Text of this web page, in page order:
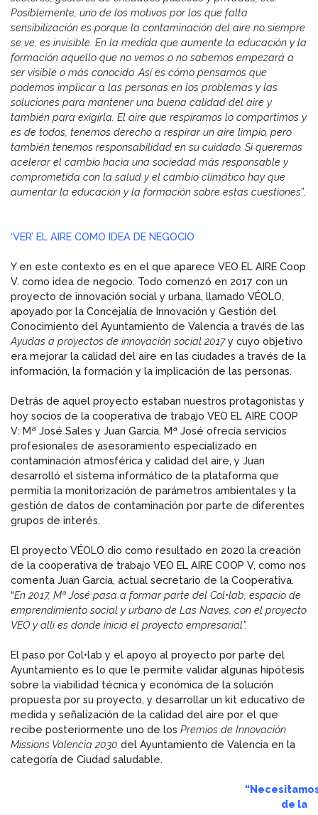
Posiblemente, uno de los motivos por los que falta
sensibilización es porque la contaminación del aire no siempre
se ve, es invisible. En la medida que aumente la educación y la
formación aquello que no vemos o no sabemos empezará a
ser visible o más conocido. Así es cómo pensamos que
podemos implicar a las personas en los problemas y las
soluciones para mantener una buena calidad del aire y
también para exigirla. El aire que respiramos lo compartimos y
es de todos, tenemos derecho a respirar un aire limpio, pero
también tenemos responsabilidad en su cuidado. Si queremos
acelerar el cambio hacia una sociedad más responsable y
comprometida con la salud y el cambio climático hay que
aumentar la educación y la formación sobre estas cuestiones”.
‘VER’ EL AIRE COMO IDEA DE NEGOCIO
Y en este contexto es en el que aparece VEO EL AIRE Coop
V. como idea de negocio. Todo comenzó en 2017 con un
proyecto de innovación social y urbana, llamado VÉOLO,
apoyado por la Concejalía de Innovación y Gestión del
Conocimiento del Ayuntamiento de Valencia a través de las
Ayudas a proyectos de innovación social 2017y cuyo objetivo
era mejorar la calidad del aire en las ciudades a través de la
información, la formación y la implicación de las personas.
Detrás de aquel proyecto estaban nuestros protagonistas y
hoy socios de la cooperativa de trabajo VEO EL AIRE COOP
V: Mª José Sales y Juan García. Mª José ofrecía servicios
profesionales de asesoramiento especializado en
contaminación atmosférica y calidad del aire, y Juan
desarrolló el sistema informático de la plataforma que
permitía la monitorización de parámetros ambientales y la
gestión de datos de contaminación por parte de diferentes
grupos de interés.
El proyecto VÉOLO dio como resultado en 2020 la creación
de la cooperativa de trabajo VEO EL AIRE COOP V, como nos
comenta Juan García, actual secretario de la Cooperativa.
“En 2017, Mª José pasa a formar parte del Col•lab, espacio de
emprendimiento social y urbano de Las Naves, con el proyecto
VEO y allí es donde inicia el proyecto empresarial”.
El paso por Col•lab y el apoyo al proyecto por parte del
Ayuntamiento es lo que le permite validar algunas hipótesis
sobre la viabilidad técnica y económica de la solución
propuesta por su proyecto, y desarrollar un kit educativo de
medida y señalización de la calidad del aire por el que
recibe posteriormente uno de los Premios de Innovación
Missions Valencia 2030 del Ayuntamiento de Valencia en la
categoría de Ciudad saludable.
de la